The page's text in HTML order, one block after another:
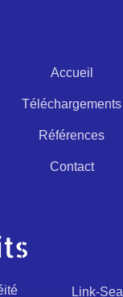
Accueil
Téléchargements
Références
Contact
Link-Seal